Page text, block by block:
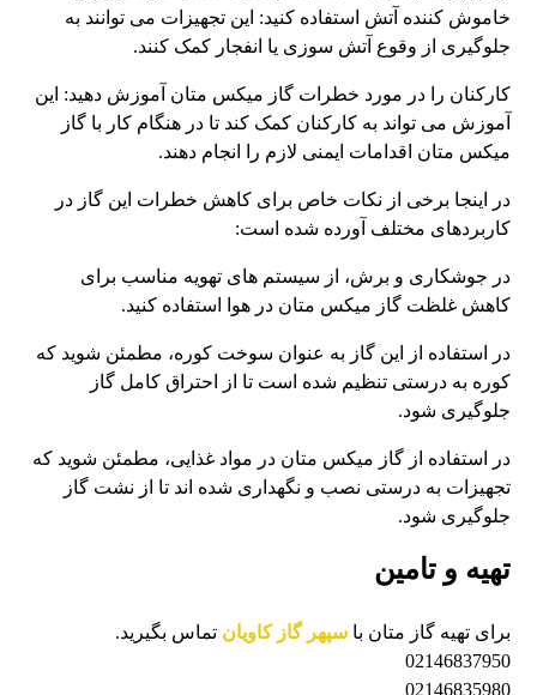
خاموش کننده آتش استفاده کنید: این تجهیزات می توانند به
جلوگیری از وقوع آتش سوزی یا انفجار کمک کنند.
کارکنان را در مورد خطرات گاز میکس متان آموزش دهید: این
آموزش می تواند به کارکنان کمک کند تا در هنگام کار با گاز
میکس متان اقدامات ایمنی لازم را انجام دهند.
در اینجا برخی از نکات خاص برای کاهش خطرات این گاز در
کاربردهای مختلف آورده شده است:
در جوشکاری و برش، از سیستم های تهویه مناسب برای
کاهش غلظت گاز میکس متان در هوا استفاده کنید.
در استفاده از این گاز به عنوان سوخت کوره، مطمئن شوید که
کوره به درستی تنظیم شده است تا از احتراق کامل گاز
جلوگیری شود.
در استفاده از گاز میکس متان در مواد غذایی، مطمئن شوید که
تجهیزات به درستی نصب و نگهداری شده اند تا از نشت گاز
جلوگیری شود.
تهیه و تامین
برای تهیه گاز متان باسپهر گاز کاویان تماس بگیرید.
02146837950
02146835980